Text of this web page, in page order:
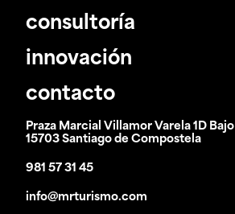
consultoría
innovación
contacto
Praza Marcial Villamor Varela 1D Bajo
15703 Santiago de Compostela
981 57 31 45
info@mrturismo.com